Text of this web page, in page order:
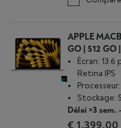
APPLE
GO | 512 GO
Écran:
Retina IPS
Stockage:
Délai >3 sem. -